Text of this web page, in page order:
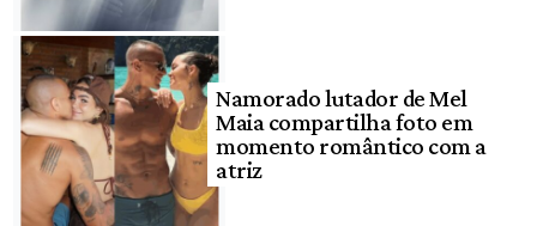
Namorado lutador de Mel
Maia compartilha foto em
momento romântico com a
atriz